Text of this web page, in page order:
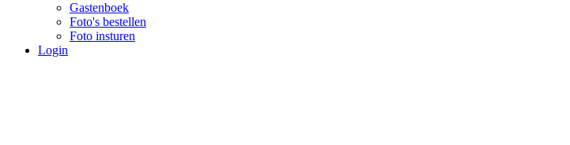
Gastenboek
Foto's bestellen
Foto insturen
Login